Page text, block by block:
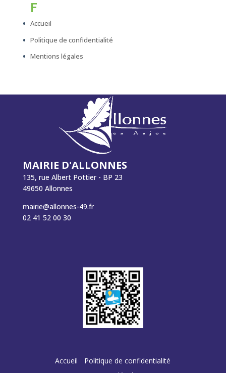
F
Accueil
Politique de confidentialité
Mentions légales
MAIRIE D'ALLONNES
135, rue Albert Pottier - BP 23
49650 Allonnes
mairie@allonnes-49.fr
02 41 52 00 30
Accueil
Politique de confidentialité